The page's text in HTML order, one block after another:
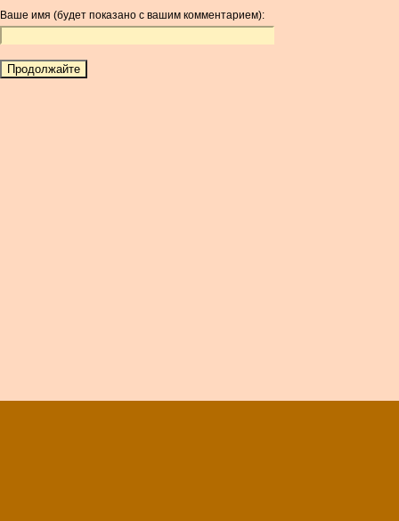
Ваше имя (будет показано с вашим комментарием):